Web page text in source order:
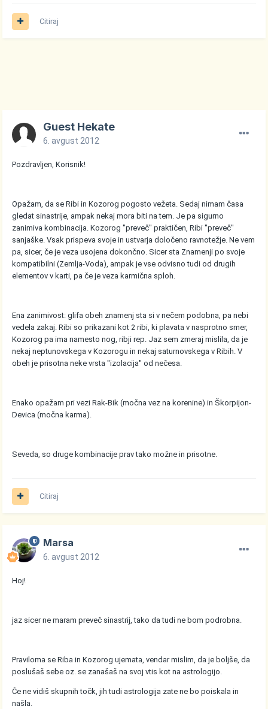
Citiraj
Guest Hekate
6. avgust 2012
Pozdravljen, Korisnik!
Opažam, da se Ribi in Kozorog pogosto vežeta. Sedaj nimam časa
gledat sinastrije, ampak nekaj mora biti na tem. Je pa sigurno
zanimiva kombinacija. Kozorog ''preveč'' praktičen, Ribi ''preveč''
sanjaške. Vsak prispeva svoje in ustvarja določeno ravnotežje. Ne vem
pa, sicer, če je veza usojena dokončno. Sicer sta Znamenji po svoje
kompatibilni (Zemlja-Voda), ampak je vse odvisno tudi od drugih
elementov v karti, pa če je veza karmična sploh.
Ena zanimivost: glifa obeh znamenj sta si v nečem podobna, pa nebi
vedela zakaj. Ribi so prikazani kot 2 ribi, ki plavata v nasprotno smer,
Kozorog pa ima namesto nog, ribji rep. Jaz sem zmeraj mislila, da je
nekaj neptunovskega v Kozorogu in nekaj saturnovskega v Ribih. V
obeh je prisotna neke vrsta ''izolacija'' od nečesa.
Enako opažam pri vezi Rak-Bik (močna vez na korenine) in Škorpijon-
Devica (močna karma).
Seveda, so druge kombinacije prav tako možne in prisotne.
Citiraj
Marsa
6. avgust 2012
Hoj!
jaz sicer ne maram preveč sinastrij, tako da tudi ne bom podrobna.
Praviloma se Riba in Kozorog ujemata, vendar mislim, da je boljše, da
poslušaš sebe oz. se zanašaš na svoj vtis kot na astrologijo.
Če ne vidiš skupnih točk, jih tudi astrologija zate ne bo poiskala in
našla.